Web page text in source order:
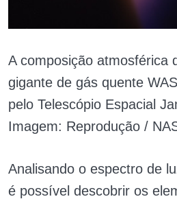
A composição atmosférica
gigante de gás quente
pelo Telescópio Espacial
Imagem: Reprodução /
Analisando o espectro de
é possível descobrir os